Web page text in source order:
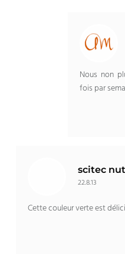
Nous non
fois par
scitec
22.8.13
Cette couleur verte est